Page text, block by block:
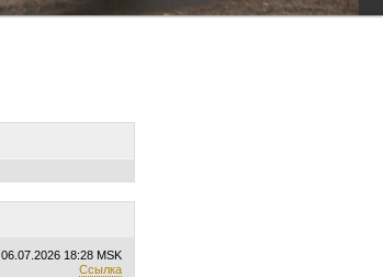
06.07.2026 18:28 MSK
Ссылка